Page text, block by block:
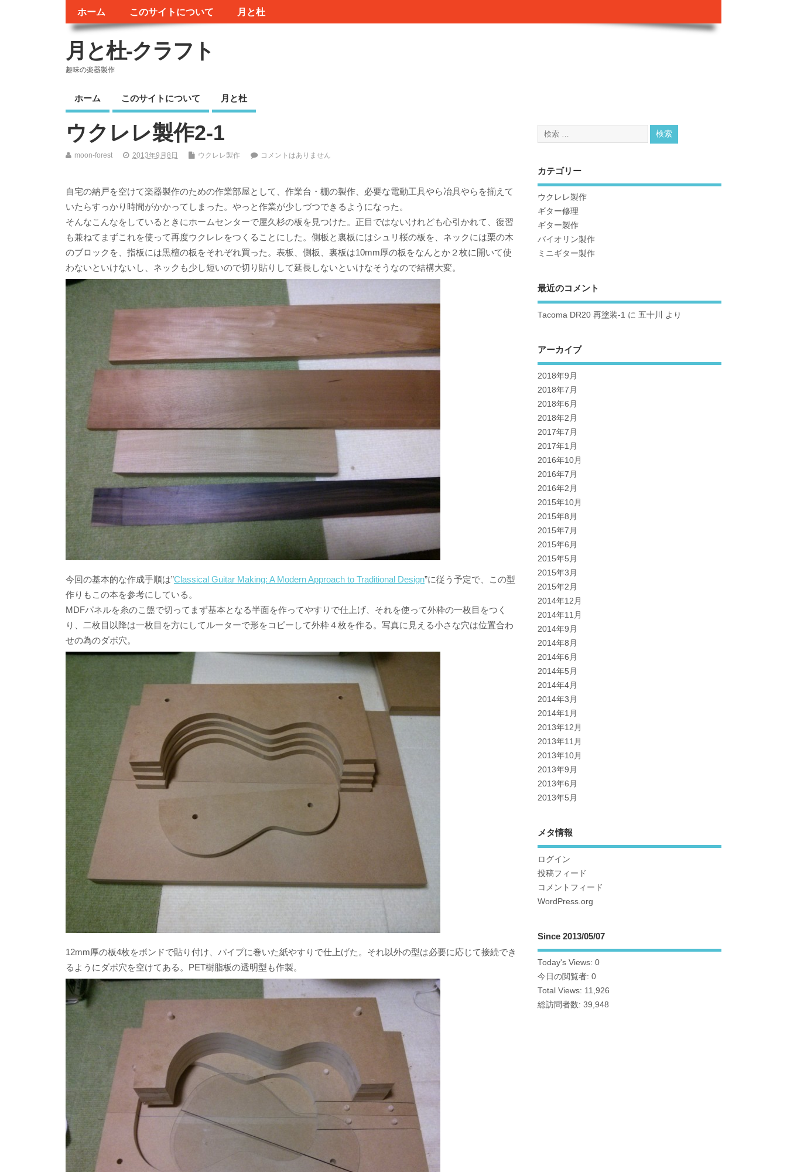
ホーム このサイトについて 月と杜
月と杜-クラフト
趣味の楽器製作
ホーム このサイトについて 月と杜
ウクレレ製作2-1
moon-forest 2013年9月8日 ウクレレ製作 コメントはありません
自宅の納戸を空けて楽器製作のための作業部屋として、作業台・棚の製作、必要な電動工具やら冶具やらを揃えて
いたらすっかり時間がかかってしまった。やっと作業が少しづつできるようになった。
そんなこんなをしているときにホームセンターで屋久杉の板を見つけた。正目ではないけれども心引かれて、復習
も兼ねてまずこれを使って再度ウクレレをつくることにした。側板と裏板にはシュリ桜の板を、ネックには栗の木
のブロックを、指板には黒檀の板をそれぞれ買った。表板、側板、裏板は10mm厚の板をなんとか２枚に開いて使
わないといけないし、ネックも少し短いので切り貼りして延長しないといけなそうなので結構大変。
今回の基本的な作成手順は”Classical Guitar Making: A Modern Approach to Traditional Design”に従う予定で、この型
作りもこの本を参考にしている。
MDFパネルを糸のこ盤で切ってまず基本となる半面を作ってやすりで仕上げ、それを使って外枠の一枚目をつく
り、二枚目以降は一枚目を方にしてルーターで形をコピーして外枠４枚を作る。写真に見える小さな穴は位置合わ
せの為のダボ穴。
12mm厚の板4枚をボンドで貼り付け、パイプに巻いた紙やすりで仕上げた。それ以外の型は必要に応じて接続でき
るようにダボ穴を空けてある。PET樹脂板の透明型も作製。
カテゴリー
ウクレレ製作
ギター修理
ギター製作
バイオリン製作
ミニギター製作
最近のコメント
Tacoma DR20 再塗装-1 に 五十川 より
アーカイブ
2018年9月
2018年7月
2018年6月
2018年2月
2017年7月
2017年1月
2016年10月
2016年7月
2016年2月
2015年10月
2015年8月
2015年7月
2015年6月
2015年5月
2015年3月
2015年2月
2014年12月
2014年11月
2014年9月
2014年8月
2014年6月
2014年5月
2014年4月
2014年3月
2014年1月
2013年12月
2013年11月
2013年10月
2013年9月
2013年6月
2013年5月
メタ情報
ログイン
投稿フィード
コメントフィード
WordPress.org
Since 2013/05/07
Today's Views:0
今日の閲覧者:0
Total Views: 11,926
総訪問者数:39,948